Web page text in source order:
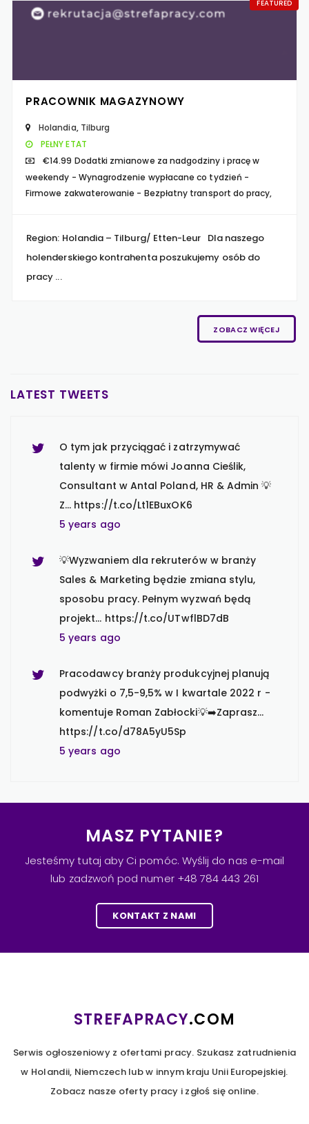
FEATURED
PRACOWNIK MAGAZYNOWY
Holandia, Tilburg
PEŁNY ETAT
€14.99 Dodatki zmianowe za nadgodziny i pracę w
weekendy - Wynagrodzenie wypłacane co tydzień -
Firmowe zakwaterowanie - Bezpłatny transport do pracy,
Region: Holandia – Tilburg/ Etten-Leur Dla naszego
holenderskiego kontrahenta poszukujemy osób do
pracy ...
ZOBACZ WIĘCEJ
LATEST TWEETS
Aż 88% specjalistów i menedżerów z
branży IT zwiększyło swoje oczekiwania
finansowe w ostatnich 12 miesiącach 💡
ważniejsza niż dla mężczyzn 💡 T…
O tym jak przyciągać i zatrzymywać
talenty w firmie mówi Joanna Cieślik,
Consultant w Antal Poland, HR & Admin 💡
Z… https://t.co/Lt1EBuxOK6
5 years ago
💡Wyzwaniem dla rekruterów w branży
Sales & Marketing będzie zmiana stylu,
sposobu pracy. Pełnym wyzwań będą
projekt… https://t.co/UTwflBD7dB
5 years ago
Pracodawcy branży produkcyjnej planują
podwyżki o 7,5-9,5% w I kwartale 2022 r -
komentuje Roman Zabłocki💡➡️Zaprasz…
https://t.co/d78A5yU5Sp
5 years ago
➡️… https://t.co/dh43fqahBf
Kobiety z branży finansowej są ambitne i
dla 96% z nich kariera jest ważna, a nawet
ważniejsza niż dla mężczyzn 💡 T…
Consultant w Antal Poland, HR & Admin 💡
5 years ago
💡Wyzwaniem dla rekruterów w branży
MASZ PYTANIE?
Jesteśmy tutaj aby Ci pomóc. Wyślij do nas e-mail
lub zadzwoń pod numer +48 784 443 261
KONTAKT Z NAMI
STREFAPRACY.COM
Serwis ogłoszeniowy z ofertami pracy. Szukasz zatrudnienia
w Holandii, Niemczech lub w innym kraju Unii Europejskiej.
Zobacz nasze oferty pracy i zgłoś się online.